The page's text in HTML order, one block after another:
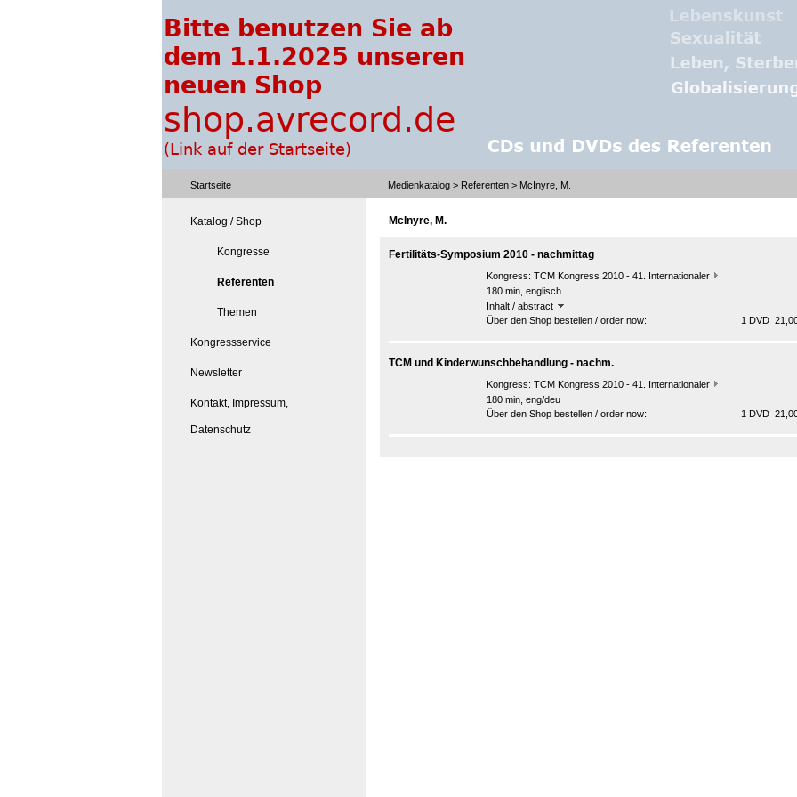
Startseite Medienkatalog > Referenten > McInyre, M.
Katalog / Shop
Kongresse
Referenten
Themen
Kongressservice
Newsletter
Kontakt, Impressum,
Datenschutz
McInyre, M.
Fertilitäts-Symposium 2010 - nachmittag
Kongress: TCM Kongress 2010 - 41. Internationaler
180 min, englisch
Inhalt / abstract
Über den Shop bestellen / order now:
1 DVD
TCM und Kinderwunschbehandlung - nachm.
Kongress: TCM Kongress 2010 - 41. Internationaler
180 min, eng/deu
Über den Shop bestellen / order now:
1 DVD